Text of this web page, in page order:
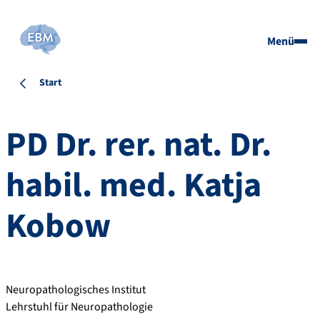
Menü
Start
PD Dr. rer. nat. Dr.
habil. med. Katja
Kobow
Neuropathologisches Institut
Lehrstuhl für Neuropathologie